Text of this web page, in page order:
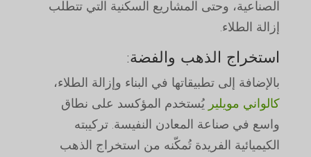
الصناعية، وحتى المشاريع السكنية التي تتطلب
إزالة الطلاء.
استخراج الذهب والفضة:
بالإضافة إلى تطبيقاتها في البناء وإزالة الطلاء،
كالواني مويلير يُستخدم المؤكسد على نطاق
واسع في صناعة المعادن النفيسة. تركيبته
الكيميائية الفريدة تُمكّنه من استخراج الذهب